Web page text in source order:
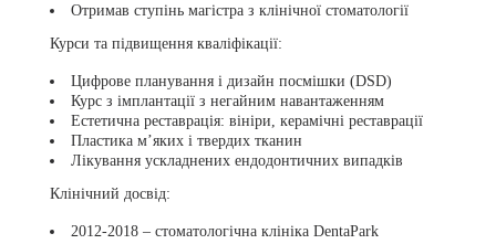
Отримав ступінь магістра з клінічної стоматології
Курси та підвищення кваліфікації:
Цифрове планування і дизайн посмішки (DSD)
Курс з імплантації з негайним навантаженням
Естетична реставрація: вініри, керамічні реставрації
Пластика м’яких і твердих тканин
Лікування ускладнених ендодонтичних випадків
Клінічний досвід:
2012-2018 – стоматологічна клініка DentaPark